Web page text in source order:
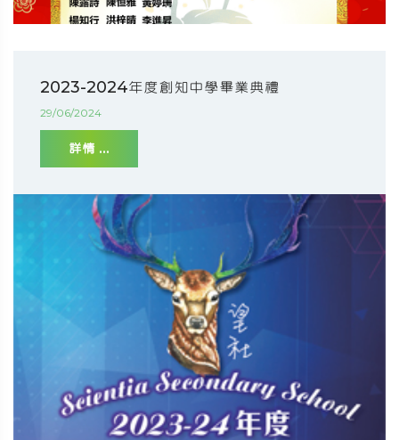
2023-2024年度創知中學畢業典禮
29/06/2024
詳情 ...